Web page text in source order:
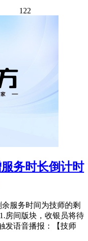
122
务时长倒计时
服务时间为技师的剩
房间版块，收银员将待
发语音播报：【技师